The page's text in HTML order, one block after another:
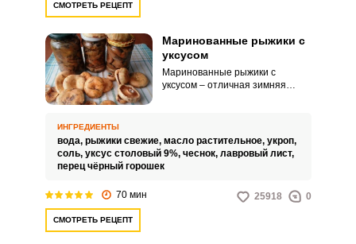
СМОТРЕТЬ РЕЦЕПТ
Маринованные рыжики с
уксусом
Маринованные рыжики с
уксусом – отличная зимняя
заслуженно считаются одними
из лучших грибов семейства
сыроежковых.
ИНГРЕДИЕНТЫ
вода, рыжики свежие, масло растительное, укроп,
соль, уксус столовый 9%, чеснок, лавровый лист,
перец чёрный горошек
70 мин 25918 0
СМОТРЕТЬ РЕЦЕПТ